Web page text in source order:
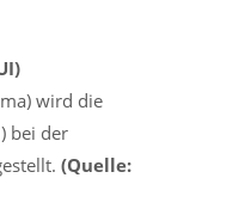
wird die
bei der
(Quelle: